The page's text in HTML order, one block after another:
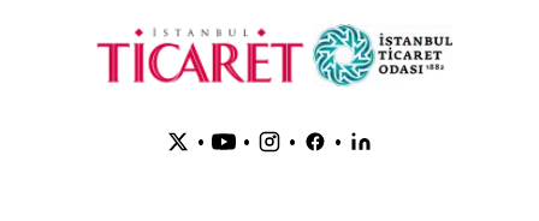
• • • •